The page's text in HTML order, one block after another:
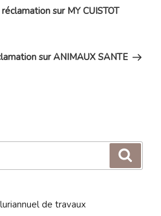
sur MY CUISTOT
sur ANIMAUX SANTE
de travaux